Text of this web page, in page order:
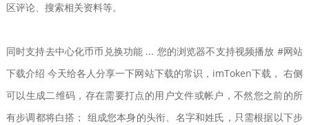
区评论、搜索相关资料等。
同时支持去中心化币币兑换功能 ... 您的浏览器不支持视频播放 #网站
下载介绍 今天给各人分享一下网站下载的常识，imToken下载， 右侧
可以生成二维码，存在需要打点的用户文件或帐户，不然您之前的所
有步调都将白搭； 组成您本身的头衔、名字和姓氏，只需根据以下步